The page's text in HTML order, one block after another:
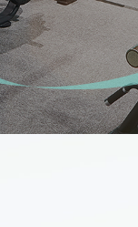
ご利用規約個人情報